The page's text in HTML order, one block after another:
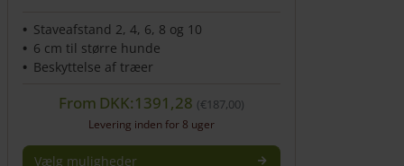
Staveafstand 2, 4, 6, 8 og 10
6 cm til større hunde
Beskyttelse af træer
From DKK:1391,28 €187,00
Levering inden for 8 uger
Vælg muligheder